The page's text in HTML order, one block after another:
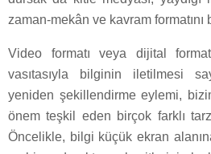
zaman-mekân ve kavram formatını
Video formatı veya dijital
vasıtasıyla bilginin iletilmesi
yeniden şekillendirme eylemi,
önem teşkil eden birçok farklı
Öncelikle, bilgi küçük ekran alanına